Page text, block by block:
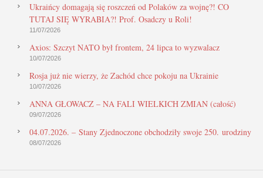
Ukraińcy domagają się roszczeń od Polaków za wojnę?! CO
TUTAJ SIĘ WYRABIA?! Prof. Osadczy u Roli!
11/07/2026
Axios: Szczyt NATO był frontem, 24 lipca to wyzwalacz
10/07/2026
Rosja już nie wierzy, że Zachód chce pokoju na Ukrainie
10/07/2026
ANNA GŁOWACZ – NA FALI WIELKICH ZMIAN (całość)
09/07/2026
04.07.2026. – Stany Zjednoczone obchodziły swoje 250. urodziny
08/07/2026